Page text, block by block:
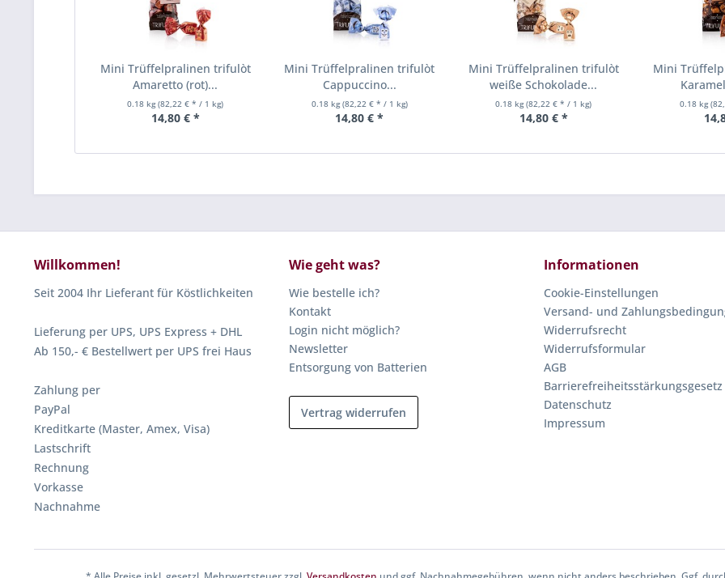
Mini Trüffelpralinen trifulòt
Amaretto (rot)...
0.18 kg(82,22 € * / 1 kg)
14,80 € *
Mini Trüffelpralinen trifulòt
Cappuccino...
0.18 kg(82,22 € * / 1 kg)
14,80 € *
Mini Trüffelpralinen trifulòt
weiße Schokolade...
0.18 kg(82,22 € * / 1 kg)
14,80 € *
Mini
0.18 kg
Willkommen!
Seit 2004 Ihr Lieferant für Köstlichkeiten
Lieferung per UPS, UPS Express + DHL
Ab 150,- € Bestellwert per UPS frei Haus
Zahlung per
PayPal
Kreditkarte (Master, Amex, Visa)
Lastschrift
Rechnung
Vorkasse
Nachnahme
Wie geht was?
Wie bestelle ich?
Kontakt
Login nicht möglich?
Newsletter
Entsorgung von Batterien
Vertrag widerrufen
Informationen
Cookie-Einstellungen
Versand- und
Widerrufsrecht
Widerrufsformular
AGB
Barrierefreiheitsstärkungsgesetz
Datenschutz
Impressum